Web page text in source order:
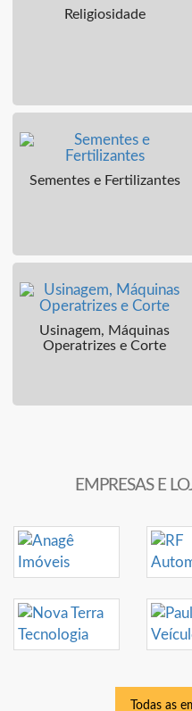
Religiosidade
Sementes e Fertilizantes
Usinagem, Máquinas
Operatrizes e Corte
EMPRESAS E
Todas as